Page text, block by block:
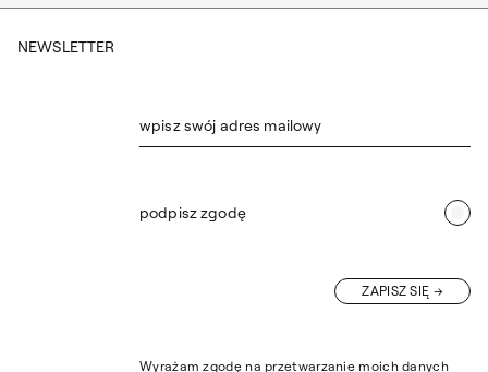
NEWSLETTER
wpisz swój adres mailowy
podpisz zgodę
ZAPISZ SIĘ
Wyrażam zgodę na przetwarzanie moich danych